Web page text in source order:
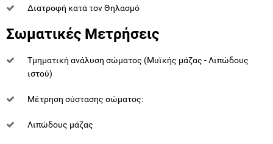
Διατροφή κατά τον Θηλασμό
Σωματικές Mετρήσεις
Τμηματική ανάλυση σώματος (Μυϊκής μάζας - Λιπώδους
ιστού)
Μέτρηση σύστασης σώματος:
Λιπώδους μάζας